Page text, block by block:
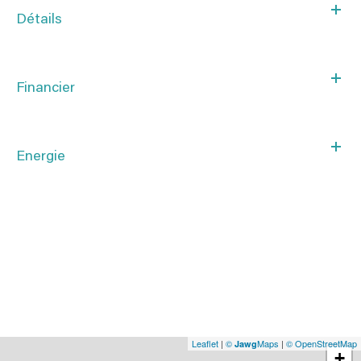
Détails
Financier
Energie
Leaflet | © JawgMaps | © OpenStreetMap